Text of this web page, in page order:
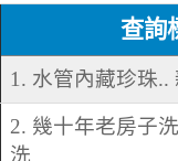
查詢
1. 水管內藏珍珠..
2. 幾十年老房子
洗